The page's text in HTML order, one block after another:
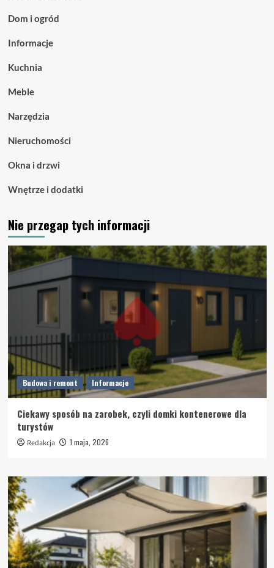
Dom i ogród
Informacje
Kuchnia
Meble
Narzędzia
Nieruchomości
Okna i drzwi
Wnętrze i dodatki
Nie przegap tych informacji
Budowa i remont Informacje
Ciekawy sposób na zarobek, czyli domki kontenerowe dla
turystów
Redakcja 1 maja, 2026